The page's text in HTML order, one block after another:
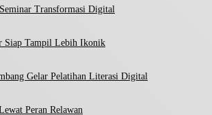
Transformasi Digital
Siap Tampil Lebih Ikonik
Gelar Pelatihan Literasi Digital
Peran Relawan